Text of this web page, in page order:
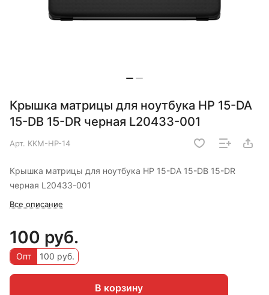
Крышка матрицы для ноутбука HP 15-DA
15-DB 15-DR черная L20433-001
Арт. KKM-HP-14
Крышка матрицы для ноутбука HP 15-DA 15-DB 15-DR
черная L20433-001
Все описание
100 руб.
Опт 100 руб.
В корзину